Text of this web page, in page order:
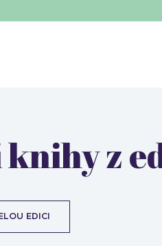
z
EDICI